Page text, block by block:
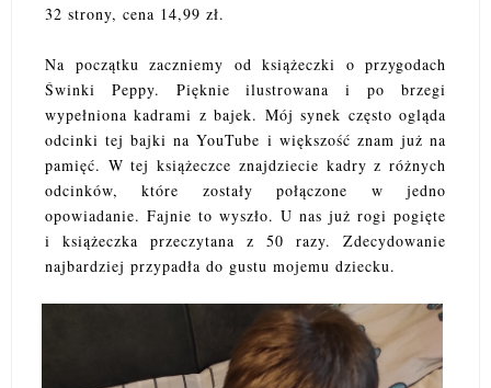
32 strony, cena 14,99 zł.
Na początku zaczniemy od książeczki o przygodach
Świnki Peppy. Pięknie ilustrowana i po brzegi
wypełniona kadrami z bajek. Mój synek często ogląda
odcinki tej bajki na YouTube i większość znam już na
pamięć. W tej książeczce znajdziecie kadry z różnych
odcinków, które zostały połączone w jedno
opowiadanie. Fajnie to wyszło. U nas już rogi pogięte
i książeczka przeczytana z 50 razy. Zdecydowanie
najbardziej przypadła do gustu mojemu dziecku.